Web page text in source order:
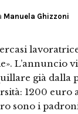
Manuela Ghizzoni
L’annuncio
già dalla
1200 euro
sono i